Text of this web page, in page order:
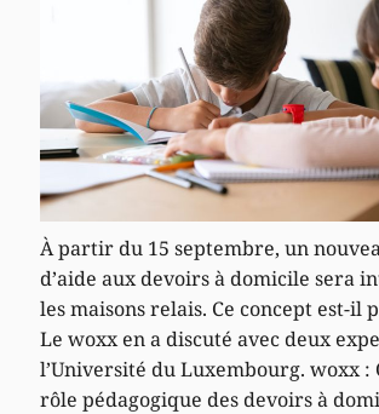
À partir du 15 septembre, un
d’aide aux devoirs à domicile sera
les maisons relais. Ce concept est-il
Le woxx en a discuté avec deux
l’Université du Luxembourg. woxx :
rôle pédagogique des devoirs à